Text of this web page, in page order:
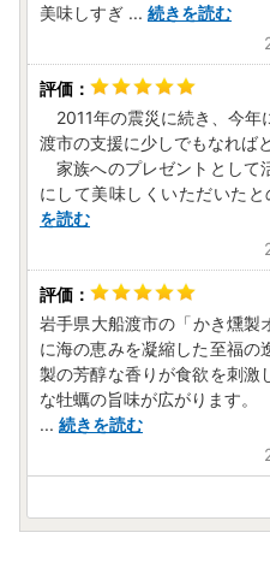
美味しすぎ ... 続きを読む
2011年の震災に続き、今年
渡市の支援に少しでもなれば
家族へのプレゼントとして
にして美味しくいただいたと
を読む
岩手県大船渡市の「かき燻
に海の恵みを凝縮した至福の
製の芳醇な香りが食欲を刺激
な牡蠣の旨味が広がります。
... 続きを読む